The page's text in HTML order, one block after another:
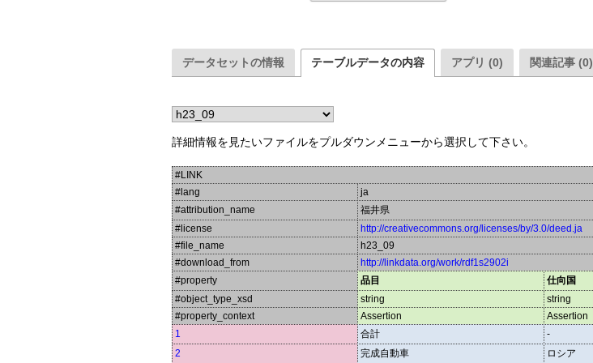
データセットの情報 テーブルデータの内容 アプリ (0) 関連記事 (0)
詳細情報を見たいファイルをプルダウンメニューから選択して下さい。
#LINK
#lang
ja
#attribution_name
福井県
#license
http://creativecommons.org/licenses/by/3.0/deed.ja
#file_name
h23_09
#download_from
http://linkdata.org/work/rdf1s2902i
#property
品目 仕向国
#object_type_xsd
string string
#property_context
Assertion Assertion
1
合計 -
2
完成自動車 ロシア